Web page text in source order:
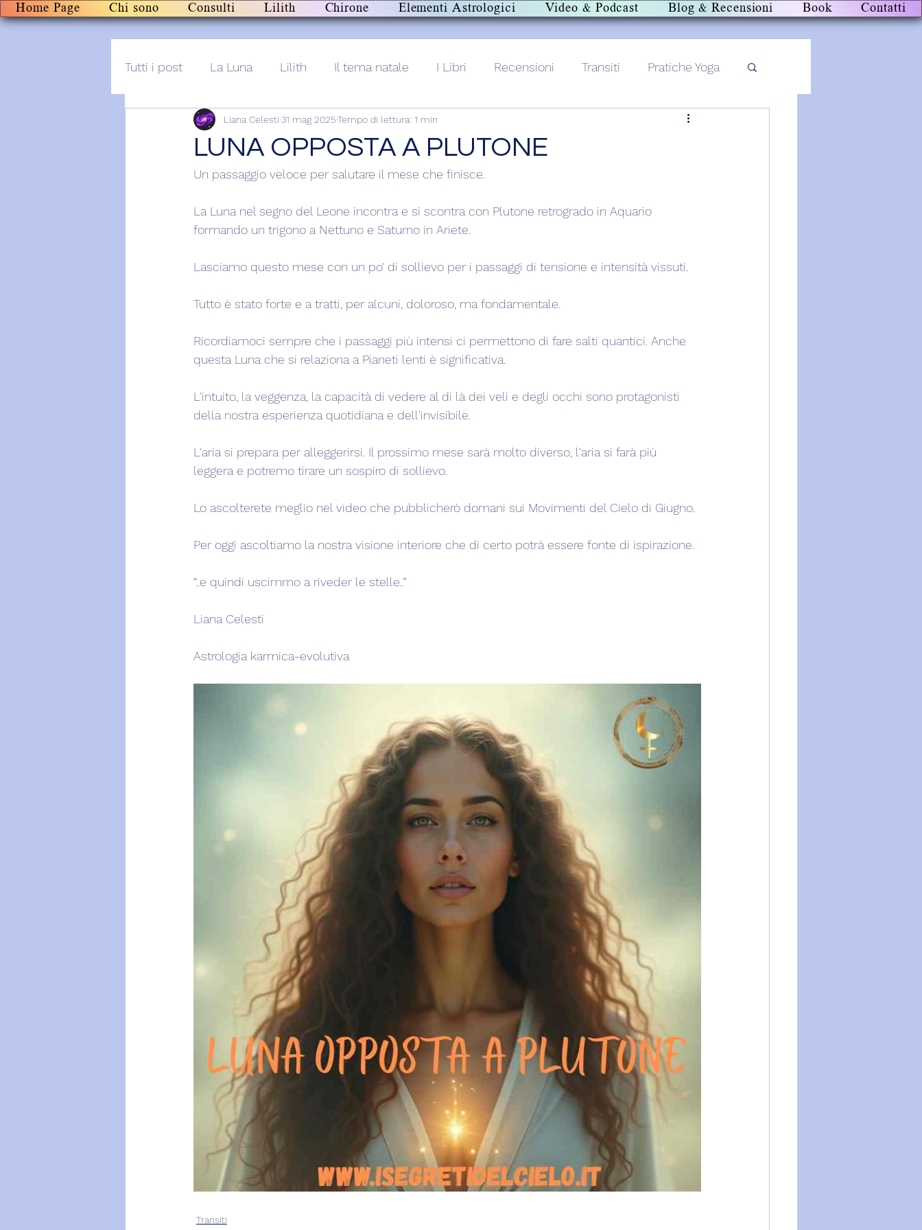
Home Page Chi sono Consulti Lilith Chirone Elementi Astrologici Video & Podcast Blog & Recensioni Book Contatti
Tutti i post La Luna Lilith Il tema natale I Libri Recensioni Transiti Pratiche Yoga
Post+audio Lilith+
LUNA OPPOSTA A PLUTONE
Liana Celesti 31 mag 2025Tempo di lettura: 1 min
Un passaggio veloce per salutare il mese che finisce.
La Luna nel segno del Leone incontra e si scontra con Plutone retrogrado in Aquario
formando un trigono a Nettuno e Saturno in Ariete.
Lasciamo questo mese con un po' di sollievo per i passaggi di tensione e intensità vissuti.
Tutto è stato forte e a tratti, per alcuni, doloroso, ma fondamentale.
Ricordiamoci sempre che i passaggi più intensi ci permettono di fare salti quantici. Anche
questa Luna che si relaziona a Pianeti lenti è significativa.
L'intuito, la veggenza, la capacità di vedere al di là dei veli e degli occhi sono protagonisti
della nostra esperienza quotidiana e dell'invisibile.
L'aria si prepara per alleggerirsi. Il prossimo mese sarà molto diverso, l'aria si farà più
leggera e potremo tirare un sospiro di sollievo.
Lo ascolterete meglio nel video che pubblicherò domani sui Movimenti del Cielo di Giugno.
Per oggi ascoltiamo la nostra visione interiore che di certo potrà essere fonte di ispirazione.
“..e quindi uscimmo a riveder le stelle..”
Liana Celesti
Astrologia karmica-evolutiva
Transiti